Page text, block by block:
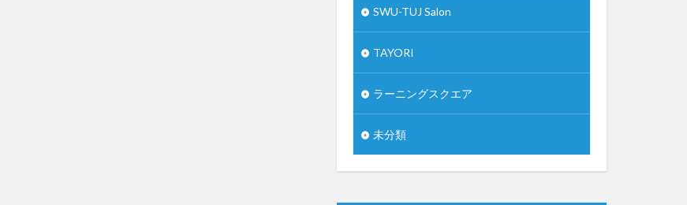
SWU-TUJ Salon
TAYORI
ラーニングスクエア
未分類